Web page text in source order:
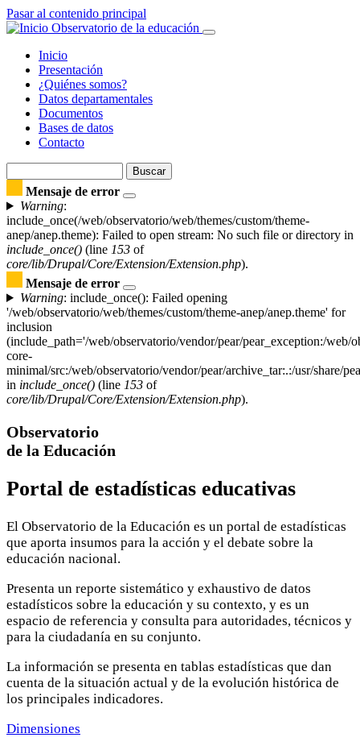
Pasar al contenido principal
Observatorio de la educación
Navegación
principal
Inicio
Presentación
¿Quiénes somos?
Datos departamentales
Documentos
Bases de datos
Contacto
Buscar
Mensaje de error
Warning:
include_once(/web/observatorio/web/themes/custom/theme-
anep/anep.theme): Failed to open stream: No such file or directory in
include_once() (line 153 of
core/lib/Drupal/Core/Extension/Extension.php).
Mensaje de error
Warning: include_once(): Failed opening
'/web/observatorio/web/themes/custom/theme-anep/anep.theme' for
inclusion
(include_path='/web/observatorio/vendor/pear/pear_exception:/web/
core-
minimal/src:/web/observatorio/vendor/pear/archive_tar:.:/usr/share/
in include_once() (line 153 of
core/lib/Drupal/Core/Extension/Extension.php).
Observatorio
de la Educación
Portal de estadísticas educativas
El Observatorio de la Educación es un portal de estadísticas
que aporta insumos para la acción y el debate sobre la
educación nacional.
Presenta un reporte sistemático y exhaustivo de datos
estadísticos sobre la educación y su contexto, y es un
espacio de referencia y consulta para autoridades, técnicos y
para la ciudadanía en su conjunto.
La información se presenta en tablas estadísticas que dan
cuenta de la situación actual y de la evolución histórica de
los principales indicadores.
Dimensiones